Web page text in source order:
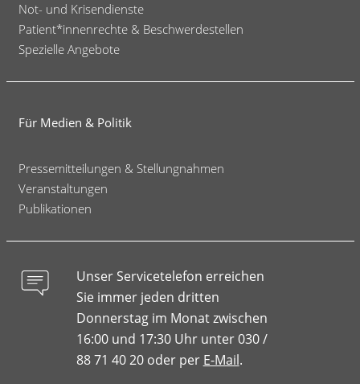
Not- und Krisendienste
Patient*innenrechte & Beschwerdestellen
Spezielle Angebote
Für Medien & Politik
Pressemitteilungen & Stellungnahmen
Veranstaltungen
Publikationen
Unser Servicetelefon erreichen
Sie immer jeden dritten
Donnerstag im Monat zwischen
16:00 und 17:30 Uhr unter 030 /
88 71 40 20 oder per E-Mail.